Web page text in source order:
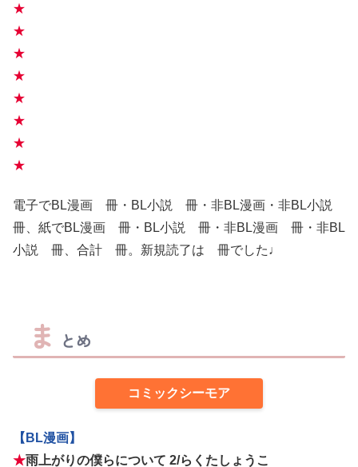
★
★
★
★
★
★
★
★
電子でBL漫画 冊・BL小説 冊・非BL漫画・非BL小説
冊、紙でBL漫画 冊・BL小説 冊・非BL漫画 冊・非BL
小説 冊、合計 冊。新規読了は 冊でした♩
ま とめ
コミックシーモア
【BL漫画】
★雨上がりの僕らについて 2/らくたしょうこ